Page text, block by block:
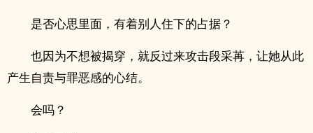
是否心思里面，有着别人住下的占据？
也因为不想被揭穿，就反过来攻击段采苒，让她从此
产生自责与罪恶感的心结。
会吗？